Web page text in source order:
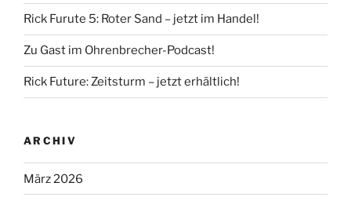
Rick Furute 5: Roter Sand – jetzt im Handel!
Zu Gast im Ohrenbrecher-Podcast!
Rick Future: Zeitsturm – jetzt erhältlich!
ARCHIV
März 2026